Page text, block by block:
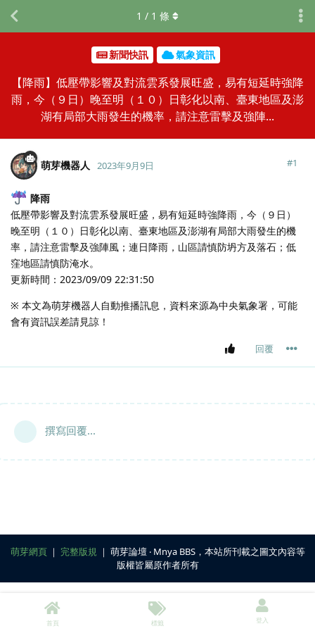
新聞快訊 氣象資訊
【降雨】低壓帶影響及對流雲系發展旺盛，易有短延時強降
雨，今（９日）晚至明（１０）日彰化以南、臺東地區及澎
湖有局部大雨發生的機率，請注意雷擊及強陣...
1 / 1 條
萌芽機器人 2023年9月9日 #1
降雨
低壓帶影響及對流雲系發展旺盛，易有短延時強降雨，今（９日）
晚至明（１０）日彰化以南、臺東地區及澎湖有局部大雨發生的機
率，請注意雷擊及強陣風；連日降雨，山區請慎防坍方及落石；低
窪地區請慎防淹水。
更新時間：2023/09/09 22:31:50
※ 本文為萌芽機器人自動推播訊息，資料來源為中央氣象署，可能
會有資訊誤差請見諒！
回覆
撰寫回覆...
萌芽網頁｜ 完整版規 ｜ 萌芽論壇 ‧ Mnya BBS，本站所刊載之圖文內容等
版權皆屬原作者所有
首頁 標籤 登入